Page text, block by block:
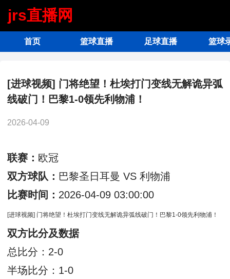
jrs直播网
首页 篮球直播 足球直播 篮球
[进球视频] 门将绝望！杜埃打门变线无解诡异弧
线破门！巴黎1-0领先利物浦！
2026-04-09
联赛： 欧冠
双方球队： 巴黎圣日耳曼 VS 利物浦
比赛时间： 2026-04-09 03:00:00
[进球视频] 门将绝望！杜埃打门变线无解诡异弧线破门！巴黎1-0领先利物浦！
双方比分及数据
总比分：2-0
半场比分：1-0